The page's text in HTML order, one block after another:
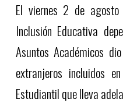
El viernes 2 de
Inclusión Educativa
Asuntos Académicos
extranjeros incluidos
Estudiantil que lleva